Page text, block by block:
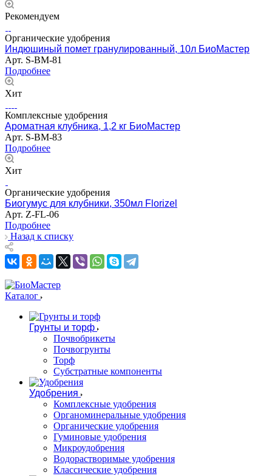
Рекомендуем
Органические удобрения
Индюшиный помет гранулированный, 10л БиоМастер
Арт. S-BM-81
Подробнее
Хит
Комплексные удобрения
Ароматная клубника, 1,2 кг БиоМастер
Арт. S-BM-83
Подробнее
Хит
Органические удобрения
Биогумус для клубники, 350мл Florizel
Арт. Z-FL-06
Подробнее
Назад к списку
Каталог
Грунты и торф
Почвобрикеты
Почвогрунты
Торф
Субстратные компоненты
Удобрения
Комплексные удобрения
Органоминеральные удобрения
Органические удобрения
Гуминовые удобрения
Микроудобрения
Водорастворимые удобрения
Классические удобрения